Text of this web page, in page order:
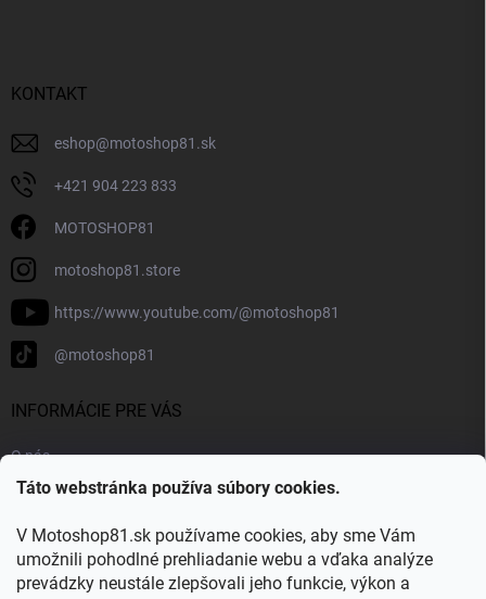
Táto webstránka používa súbory cookies.
V Motoshop81.sk používame cookies, aby sme Vám
umožnili pohodlné prehliadanie webu a vďaka analýze
prevádzky neustále zlepšovali jeho funkcie, výkon a
KONTAKT
eshop@motoshop81.sk
+421 904 223 833
MOTOSHOP81
motoshop81.store
https://www.youtube.com/@motoshop81
@motoshop81
INFORMÁCIE PRE VÁS
O nás
Doprava a platba
Blog
Obľúbené kategórie